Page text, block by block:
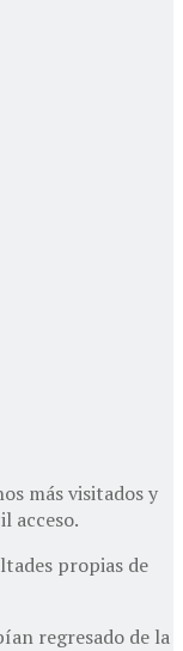
más visitados y
acceso.
propias de
regresado de la